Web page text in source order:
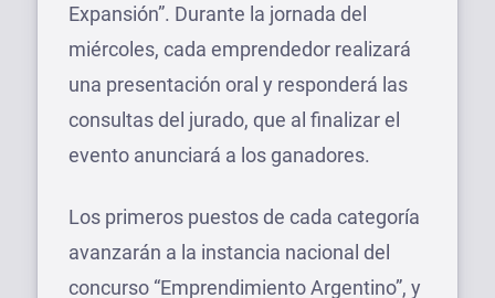
Expansión”. Durante la jornada del
miércoles, cada emprendedor realizará
una presentación oral y responderá las
consultas del jurado, que al finalizar el
evento anunciará a los ganadores.
Los primeros puestos de cada categoría
avanzarán a la instancia nacional del
concurso “Emprendimiento Argentino”, y